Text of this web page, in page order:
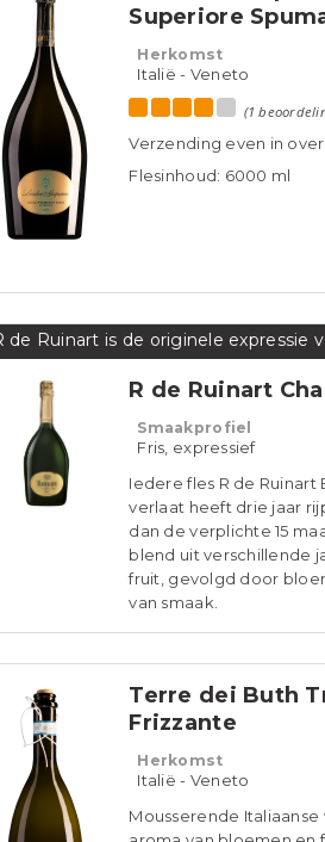
Loredan
Superiore
Herkomst
Italië - Veneto
R de Ruinart is de originele expressie
R de Ruinart
Smaakprofiel
Fris, expressief
Iedere fles R de
verlaat heeft drie jaar
dan de verplichte 15
fruit, gevolgd door
van smaak.
Frizzante